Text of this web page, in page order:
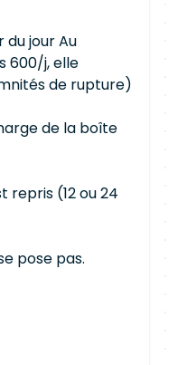
jour Au
600/j, elle
de rupture)
de la boîte
repris (12 ou 24
pose pas.